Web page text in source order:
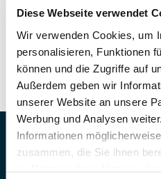
Diese Webseite verwendet
Wir verwenden Cookies, um
personalisieren, Funktionen
können und die Zugriffe auf
Außerdem geben wir
unserer Website an unsere
Werbung und Analysen
Informationen
zusammen, die Sie ihnen
Questions?
FEEL FREE TO CONTACT
Phone: +41 41 260 33 67
E-mail:info(at)mssports.ch
MS Sports AG •